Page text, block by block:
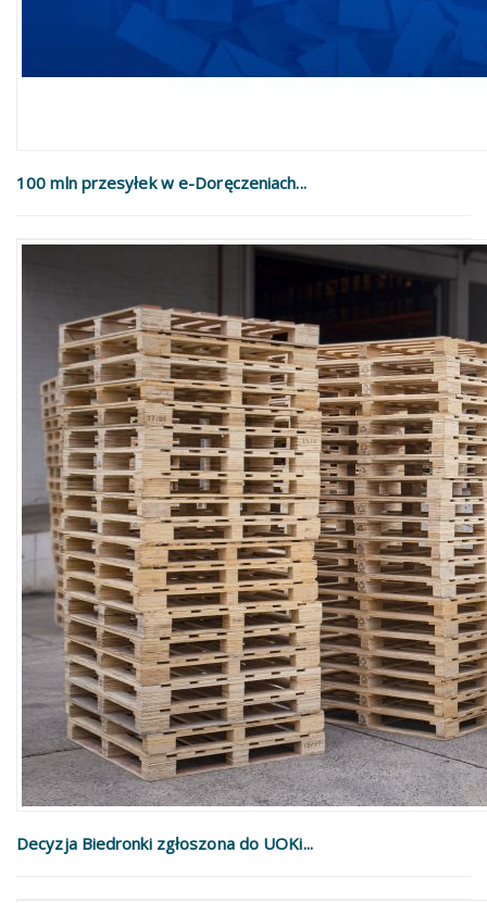
100 mln przesyłek w e-Doręczeniach...
Decyzja Biedronki zgłoszona do UOKi...